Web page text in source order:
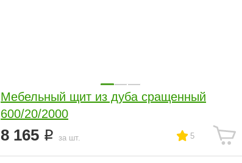
Мебельный щит из дуба сращенный
600/20/2000
8 165 за шт. 5